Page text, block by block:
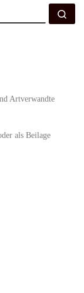
Artverwandte
als Beilage